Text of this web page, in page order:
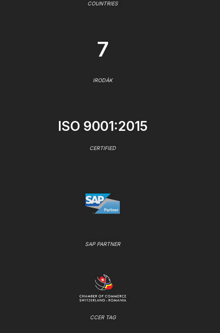
COUNTRIES
7
IRODÁK
ISO 9001:2015
CERTIFIED
SAP PARTNER
CCER TAG